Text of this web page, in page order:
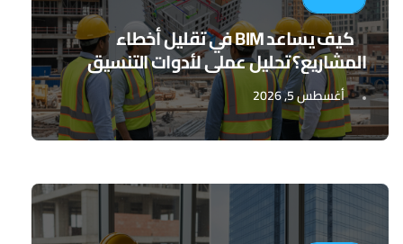
كيف يساعد BIM في تقليل أخطاء
المشاريع؟ تحليل عملي لأدوات التنسيق
الرقمي
أغسطس 5, 2026